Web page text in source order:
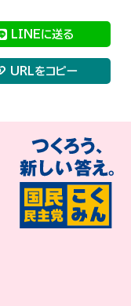
LINEに送る
URLをコピー